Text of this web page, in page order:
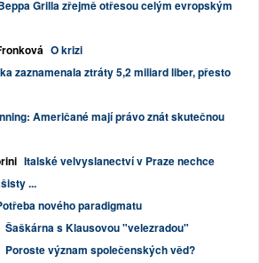
Grilla zřejmě otřesou celým evropským
O krizi
zaznamenala ztráty 5,2 miliard liber, přesto
Američané mají právo znát skutečnou
Italské velvyslanectví v Praze nechce
...
nového paradigmatu
Šaškárna s Klausovou "velezradou"
Poroste význam společenských věd?